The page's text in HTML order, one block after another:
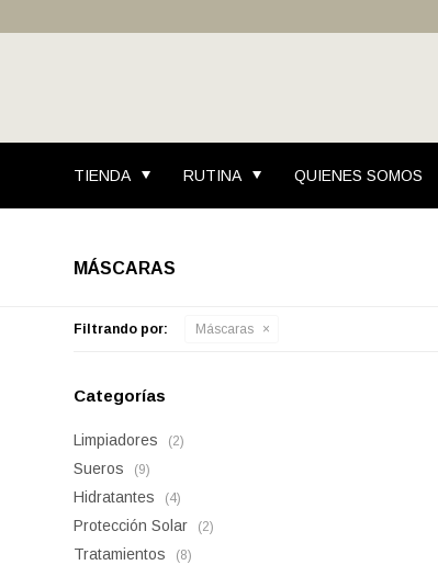
TIENDA RUTINA QUIENES SOMOS
MÁSCARAS
Filtrando por: Máscaras
Categorías
Limpiadores (2)
Sueros (9)
Hidratantes (4)
Protección Solar (2)
Tratamientos (8)